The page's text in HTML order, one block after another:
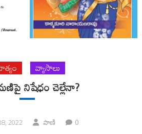
వ్యాసాలు
నిషేధం చెల్లేనా?
2022 పాణి 0